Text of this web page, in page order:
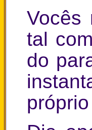
Vocês
tal
do